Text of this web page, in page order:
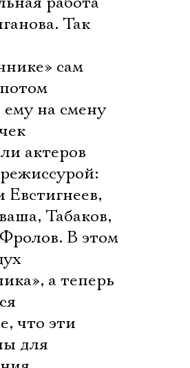
Так
сам
на смену
актеров
Евстигнеев,
Табаков,
В этом
а теперь
что эти
для